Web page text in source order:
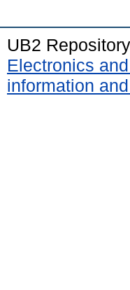
UB2
Electronics
information